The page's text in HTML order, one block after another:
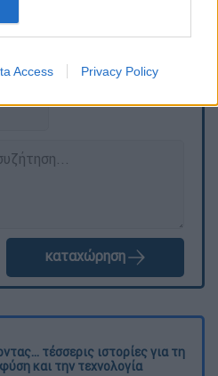
Access Privacy Policy
καταχώρηση
τέσσερις ιστορίες για τη
και την τεχνολογία